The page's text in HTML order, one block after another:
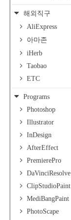
해외직구
AliExpress
아마존
iHerb
Taobao
ETC
Programs
Photoshop
Illustrator
InDesign
AfterEffect
PremierePro
DaVinciResolve
ClipStudioPaint
MediBangPaint
PhotoScape